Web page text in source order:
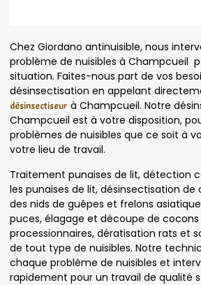
Chez Giordano antinuisible, nous
problème de nuisibles à Champcueil
situation. Faites-nous part de vos
désinsectisation en appelant
désinsectiseur à Champcueil. Notre
Champcueil est à votre disposition,
problèmes de nuisibles que ce soit à
votre lieu de travail.
Traitement punaises de lit, détection
les punaises de lit, désinsectisation
des nids de guêpes et frelons
puces, élagage et découpe de cocons
processionnaires, dératisation rats et
de tout type de nuisibles. Notre
chaque problème de nuisibles et
rapidement pour un travail de qualité